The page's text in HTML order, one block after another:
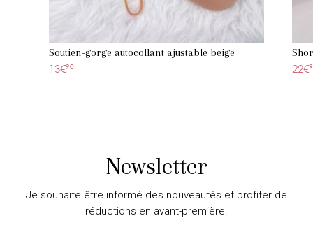
Soutien-gorge autocollant ajustable beige
13€90
22€
Newsletter
Je souhaite être informé des nouveautés et profiter de
réductions en avant-première.